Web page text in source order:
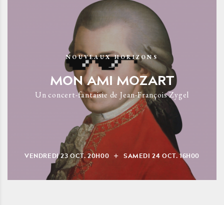
NOUVEAUX HORIZONS
MON AMI MOZART
Un concert-fantaisie de Jean-François Zygel
VENDREDI23OCT.20H00 SAMEDI24 OCT.16H00